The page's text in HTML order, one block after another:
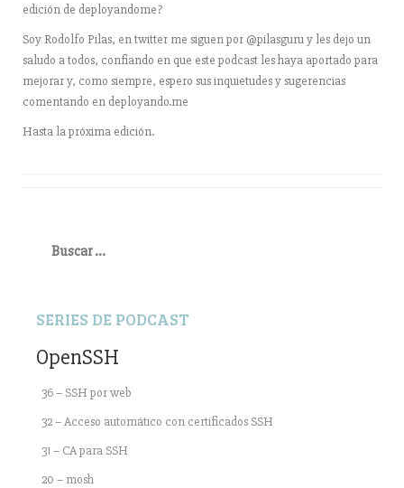
edición de deployandome?
Soy Rodolfo Pilas, en twitter me siguen por @pilasguru y les dejo un
saludo a todos, confiando en que este podcast les haya aportado para
mejorar y, como siempre, espero sus inquietudes y sugerencias
comentando en deployando.me
Hasta la próxima edición.
SERIES DE PODCAST
OpenSSH
36 – SSH por web
32 – Acceso automático con certificados SSH
31 – CA para SSH
20 – mosh